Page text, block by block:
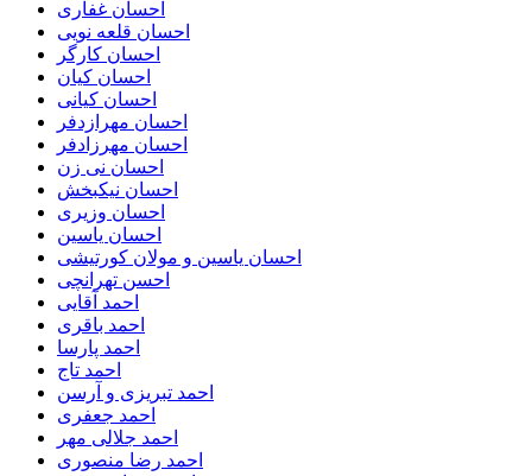
احسان غفاری
احسان قلعه نویی
احسان کارگر
احسان کیان
احسان کیانی
احسان مهرازدفر
احسان مهرزادفر
احسان نی زن
احسان نیکبخش
احسان وزیری
احسان یاسین
احسان یاسین و مولان کورتیشی
احسن تهرانچی
احمد آقایی
احمد باقری
احمد پارسا
احمد تاج
احمد تبریزی و آرسن
احمد جعفری
احمد جلالی مهر
احمد رضا منصوری